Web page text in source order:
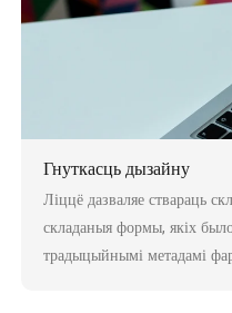
Гнуткасць дызайну
Ліццё дазваляе ствараць
складаныя формы, якіх
традыцыйнымі метадамі